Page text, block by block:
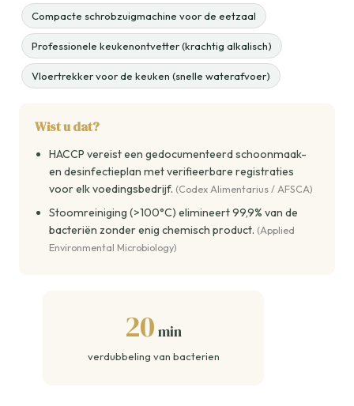
Compacte schrobzuigmachine voor de eetzaal
Professionele keukenontvetter (krachtig alkalisch)
Vloertrekker voor de keuken (snelle waterafvoer)
Wist u dat?
HACCP vereist een gedocumenteerd schoonmaak-
en desinfectieplan met verifieerbare registraties
voor elk voedingsbedrijf. (Codex Alimentarius / AFSCA)
Stoomreiniging (>100°C) elimineert 99,9% van de
bacteriën zonder enig chemisch product. (Applied
Environmental Microbiology)
20 min
verdubbeling van bacterien